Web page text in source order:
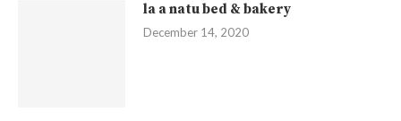
la a natu bed & bakery
December 14, 2020